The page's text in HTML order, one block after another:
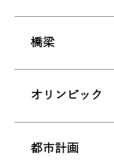
橋梁
オリンピック
都市計画